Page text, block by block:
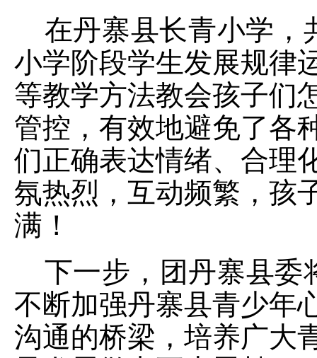
在丹寨县长青小学，
小学阶段学生发展规律
等教学方法教会孩子们
管控，有效地避免了各
们正确表达情绪、合理
氛热烈，互动频繁，孩
满！
下一步，团丹寨县委
不断加强丹寨县青少年
沟通的桥梁，培养广大